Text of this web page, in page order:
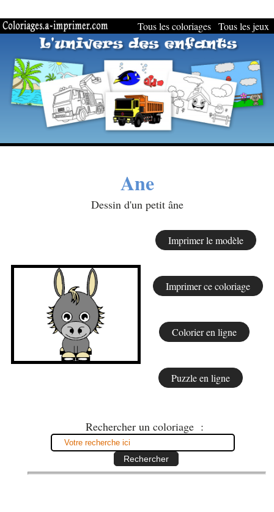
Tous les coloriages Tous les jeux
Ane
Dessin d'un petit âne
Rechercher un coloriage :